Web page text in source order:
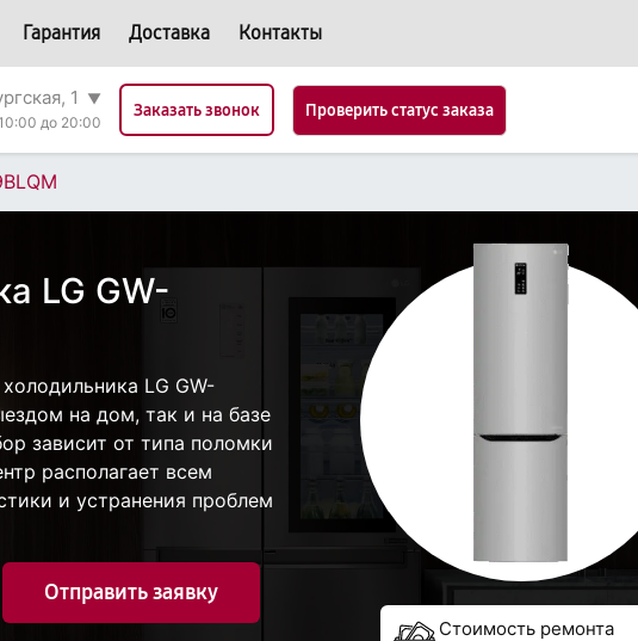
Гарантия Доставка Контакты
1
▼
до 20:00
Заказать звонок Проверить статус заказа
LG GW-
LG GW-
на дом, так и на базе
зависит от типа поломки
располагает всем
и устранения проблем
Отправить заявку
Стоимость ремонта